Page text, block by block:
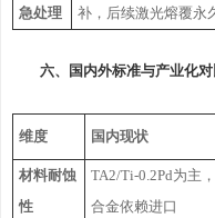
急处理 补，后续激光熔覆永
六、国内外标准与产业化
维度 国内现状
材料耐蚀
性
TA2/Ti-0.2Pd为主
合金依赖进口